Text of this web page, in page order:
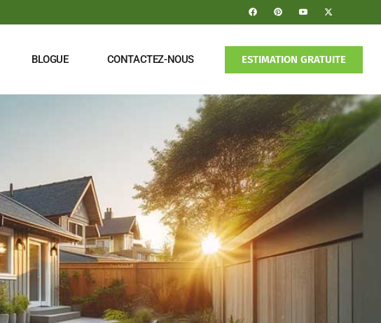
BLOGUE CONTACTEZ-NOUS ESTIMATION GRATUITE